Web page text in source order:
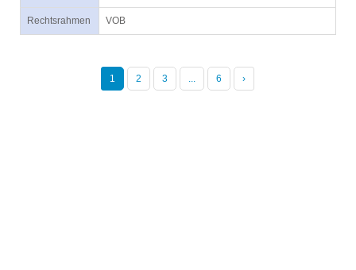
Rechtsrahmen VOB
1 2 3 ... 6 ›